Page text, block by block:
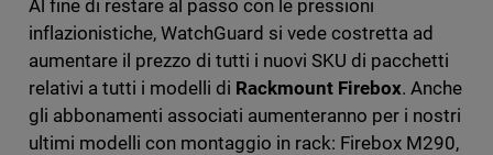
Al fine di restare al passo con le pressioni
inflazionistiche, WatchGuard si vede costretta ad
aumentare il prezzo di tutti i nuovi SKU di pacchetti
relativi a tutti i modelli di Rackmount Firebox. Anche
gli abbonamenti associati aumenteranno per i nostri
ultimi modelli con montaggio in rack: Firebox M290,